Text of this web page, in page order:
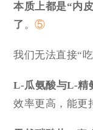
本质上都是“内
了 。⑤
我们无法直接“
L-瓜氨酸与L-精
效率更高，能更